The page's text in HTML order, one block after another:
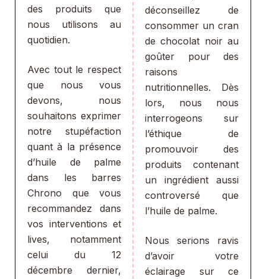
des produits que
nous utilisons au
quotidien.
Avec tout le respect
que nous vous
devons, nous
souhaitons exprimer
notre stupéfaction
quant à la présence
d’huile de palme
dans les barres
Chrono que vous
recommandez dans
vos interventions et
lives, notamment
celui du 12
décembre dernier,
déconseillez de
consommer un cran
de chocolat noir au
goûter pour des
raisons
nutritionnelles. Dès
lors, nous nous
interrogeons sur
l’éthique de
promouvoir des
produits contenant
un ingrédient aussi
controversé que
l’huile de palme.
Nous serions ravis
d’avoir votre
éclairage sur ce